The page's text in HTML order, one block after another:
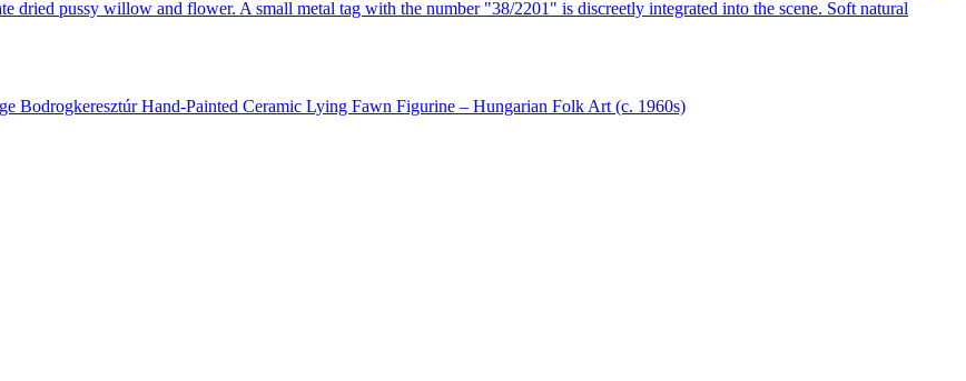
Bodrogkeresztúr Hand-Painted Ceramic Lying Fawn Figurine – Hungarian Folk Art (c. 1960s)